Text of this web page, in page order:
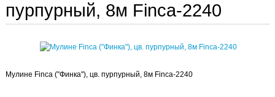
пурпурный, 8м Finca-2240
Мулине Finca ("Финка"), цв. пурпурный, 8м Finca-2240